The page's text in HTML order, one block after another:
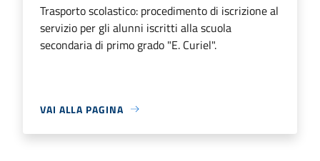
Trasporto scolastico: procedimento di iscrizione al
servizio per gli alunni iscritti alla scuola
secondaria di primo grado "E. Curiel".
VAI ALLA PAGINA